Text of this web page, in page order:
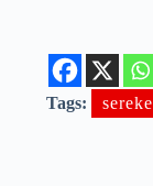
Tags: sereke